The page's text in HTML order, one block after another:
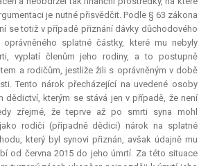
je nutné přisvědčit. Podle § 63 zákona
se totiž v případě přiznání dávky důchodového
splatné částky, které mu nebyly
vyplatí členům jeho rodiny, a to postupně
a rodičům, jestliže žili s oprávněným v době
Tento nárok přecházející na uvedené osoby
dědictví, kterým se stává jen v případě, že není
zřejmé, že teprve až po smrti syna mohl
rodiči (případně dědici) nárok na splatné
který byl synovi přiznán, avšak údajně mu
od června 2015 do jeho úmrtí. Za této situace